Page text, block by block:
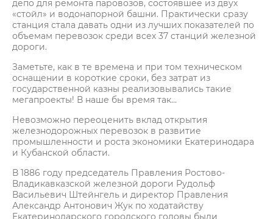
депо для ремонта паровозов, состоявшее из двух
«стойл» и водонапорной башни. Практически сразу
станция стала давать одни из лучших показателей по
объемам перевозок среди всех 37 станций железной
дороги.
Заметьте, как в те времена и при том техническом
оснащении в короткие сроки, без затрат из
государственной казны реализовывались такие
мегапроекты! В наше бы время так…
Невозможно переоценить вклад открытия
железнодорожных перевозок в развитие
промышленности и роста экономики Екатеринодара
и Кубанской области.
В 1886 году председатель Правления Ростово-
Владикавказской железной дороги Рудольф
Васильевич Штейнгель и директор Правления
Александр Антонович Жук по ходатайству
Екатеринодарского городского головы были